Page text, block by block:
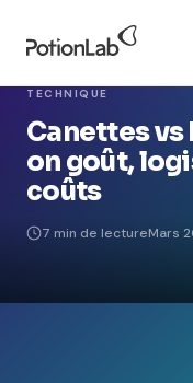
TECHNIQUE
Canettes
on goût,
coûts
7 min de lectureMars